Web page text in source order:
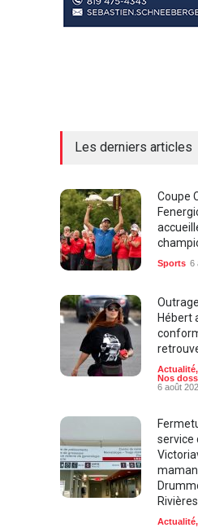
Les derniers articles
Coupe
Sports 6
Hébert
Actualité,
Nos
6 août
service
Rivières
Actualité,